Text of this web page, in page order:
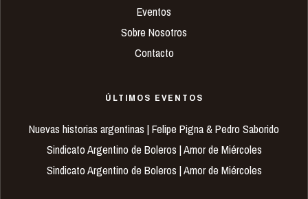
Eventos
Sobre Nosotros
Contacto
ÚLTIMOS EVENTOS
Nuevas historias argentinas | Felipe Pigna & Pedro Saborido
Sindicato Argentino de Boleros | Amor de Miércoles
Sindicato Argentino de Boleros | Amor de Miércoles